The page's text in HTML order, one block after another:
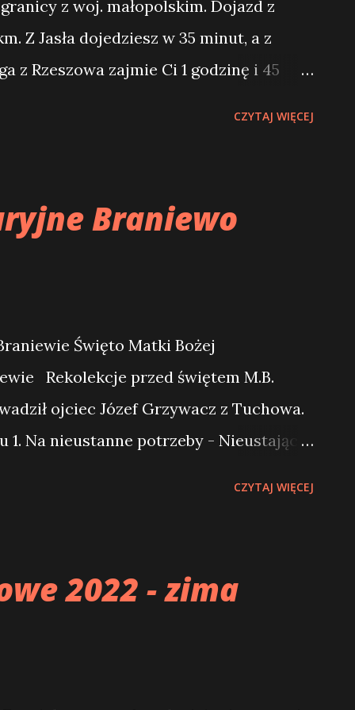
i górale pielgrzymować będą
Pątnicy będą modlić się...
z woj. małopolskim. Dojazd z
Z Jasła dojedziesz w 35 minut, a z
z Rzeszowa zajmie Ci 1 godzinę i 45
CZYTAJ WIĘCEJ
Braniewo
Święto Matki Bożej
Rekolekcje przed świętem M.B.
ojciec Józef Grzywacz z Tuchowa.
1. Na nieustanne potrzeby - Nieustająca
odsłonach: 1) sympozjum naukowe –
jubileuszowe – 27 czerwca
CZYTAJ WIĘCEJ
2022 - zima